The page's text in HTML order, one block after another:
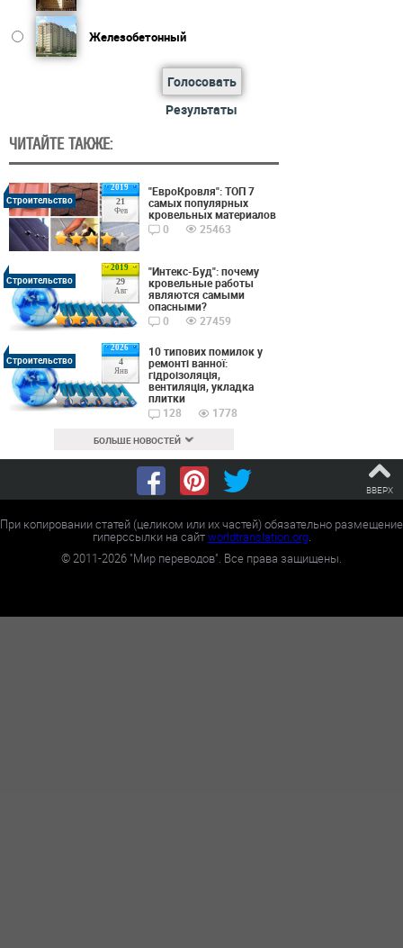
Железобетонный
Голосовать
Результаты
ЧИТАЙТЕ ТАКЖЕ:
2019
21
Фев
Строительство
"ЕвроКровля": ТОП 7
самых популярных
кровельных материалов
0
25463
2019
29
Авг
Строительство
"Интекс-Буд": почему
кровельные работы
являются самыми
опасными?
0
27459
2026
4
Янв
Строительство
10 типових помилок у
ремонті ванної:
гідроізоляція,
вентиляція, укладка
плитки
128
1778
БОЛЬШЕ НОВОСТЕЙ
ВВЕРХ
При копировании статей (целиком или их частей) обязательно размещение
гиперссылки на сайтworldtranslation.org.
©2011-2026 "Мир переводов". Все права защищены.